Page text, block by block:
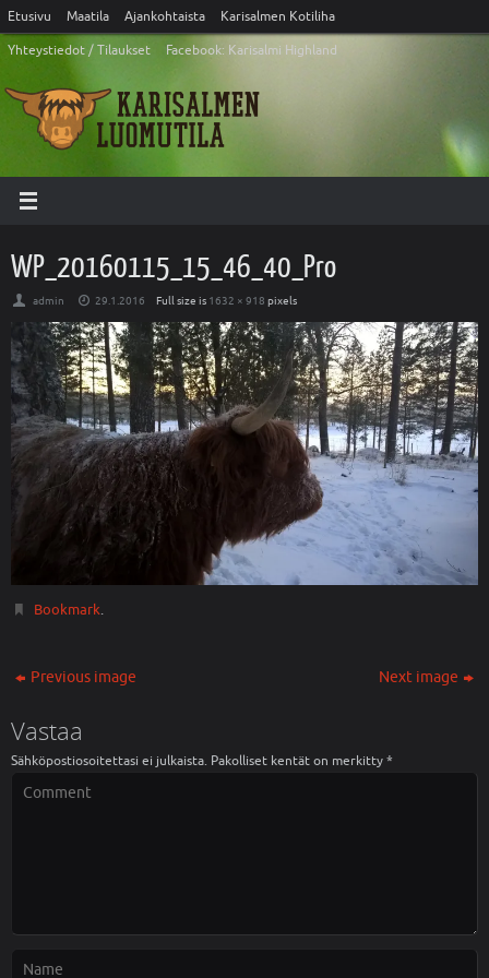
Etusivu Maatila Ajankohtaista
Karisalmen Kotiliha
Yhteystiedot / Tilaukset
Facebook: Karisalmi Highland
WP_20160115_15_46_40_Pro
admin 29.1.2016 Full size is 1632 × 918 pixels
Bookmark.
Previous image Next image
Vastaa
Sähköpostiosoitettasi ei julkaista. Pakolliset kentät on merkitty*